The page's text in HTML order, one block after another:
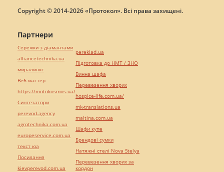
Copyright © 2014-2026 «Протокол». Всі права захищені.
Партнери
Сережки з діамантами
alliancetechnika.ua
миралинкс
Веб мастер
https://motokosmos.ua/
Синтезатори
perevod.agency
agrotechnika.com.ua
europeservice.com.ua
текст юа
Посилання
kievperevod.com.ua
pereklad.ua
Підготовка до НМТ / ЗНО
Винна шафа
Перевезення хворих
hospice-life.com.ua/
mk-translations.ua
maltina.com.ua
Шафи купе
Брендові сумки
Натяжні стелі Nova Stelya
Перевезення хворих за
кордон